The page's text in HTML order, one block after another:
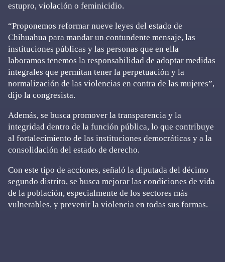
estupro, violación o feminicidio.
“Proponemos reformar nueve leyes del estado de
Chihuahua para mandar un contundente mensaje, las
instituciones públicas y las personas que en ella
laboramos tenemos la responsabilidad de adoptar medidas
integrales que permitan tener la perpetuación y la
normalización de las violencias en contra de las mujeres”,
dijo la congresista.
Además, se busca promover la transparencia y la
integridad dentro de la función pública, lo que contribuye
al fortalecimiento de las instituciones democráticas y a la
consolidación del estado de derecho.
Con este tipo de acciones, señaló la diputada del décimo
segundo distrito, se busca mejorar las condiciones de vida
de la población, especialmente de los sectores más
vulnerables, y prevenir la violencia en todas sus formas.